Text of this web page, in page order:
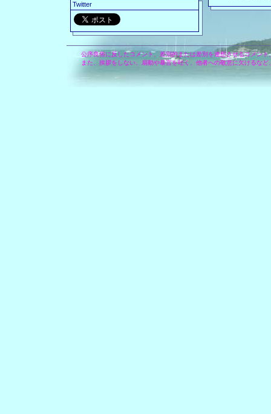
Twitter
公序良俗に反したコメント、差別的または差別を連想させるコメン
また、挨拶をしない、扇動や暴言を吐く、他者への敬意に欠けるな